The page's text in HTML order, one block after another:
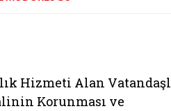
Hizmeti Alan
Korunması ve